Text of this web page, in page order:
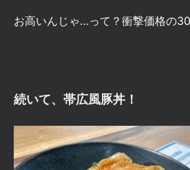
お高いんじゃ…って？ 衝撃価格の
続いて、 帯広風豚丼 ！